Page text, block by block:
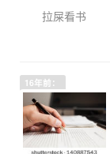
拉屎看书
16年前：